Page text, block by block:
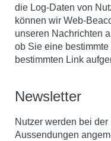
die Log-Daten von
können wir Web-
unseren Nachrichten
ob Sie eine
bestimmten Link
Newsletter
Nutzer werden bei
Aussendungen